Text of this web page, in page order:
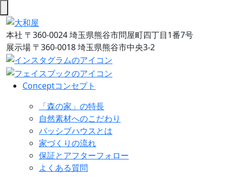
本社 〒360-0024 埼玉県熊谷市問屋町四丁目1番7号
展示場 〒360-0018 埼玉県熊谷市中央3-2
Conceptコンセプト
「森の家」の特長
自然素材へのこだわり
パッシブハウスとは
家づくりの流れ
保証とアフターフォロー
よくある質問